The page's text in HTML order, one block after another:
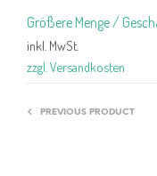
Größere Menge /
inkl. MwSt.
zzgl. Versandkosten
PREVIOUS PRODUCT